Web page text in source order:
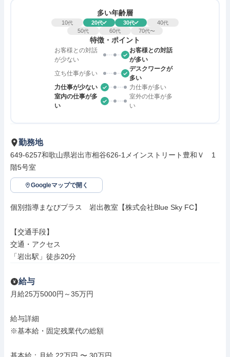
多い年齢層
10代 20代 30代 40代
50代 60代 70代〜
特徴・ポイント
お客様との対話
が少ない
お客様との対話
が多い
立ち仕事が多い
デスクワークが
多い
力仕事が少ない
力仕事が多い
室内の仕事が多
い
室外の仕事が多
い
勤務地
649-6257和歌山県岩出市相谷626-1メインストリート豊和Ｖ　1
階5号室
Googleマップで開く
個別指導まなびプラス　岩出教室【株式会社Blue Sky FC】
【交通手段】
交通・アクセス
「岩出駅」徒歩20分
給与
月給25万5000円～35万円
給与詳細
※基本給・固定残業代の総額